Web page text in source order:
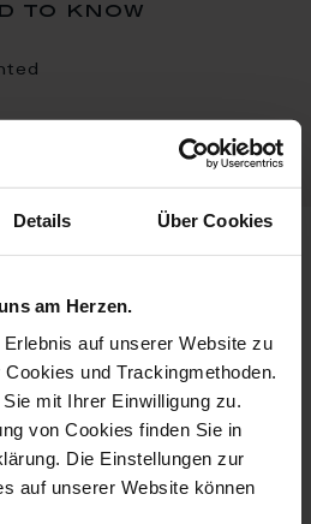
Details Über Cookies
am Herzen.
auf unserer Website zu
und Trackingmethoden.
mit Ihrer Einwilligung zu.
von Cookies finden Sie in
Die Einstellungen zur
auf unserer Website können
to know
from the birds